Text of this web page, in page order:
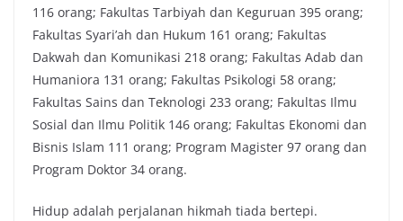
116 orang; Fakultas Tarbiyah dan Keguruan 395 orang;
Fakultas Syari’ah dan Hukum 161 orang; Fakultas
Dakwah dan Komunikasi 218 orang; Fakultas Adab dan
Humaniora 131 orang; Fakultas Psikologi 58 orang;
Fakultas Sains dan Teknologi 233 orang; Fakultas Ilmu
Sosial dan Ilmu Politik 146 orang; Fakultas Ekonomi dan
Bisnis Islam 111 orang; Program Magister 97 orang dan
Program Doktor 34 orang.
Hidup adalah perjalanan hikmah tiada bertepi.